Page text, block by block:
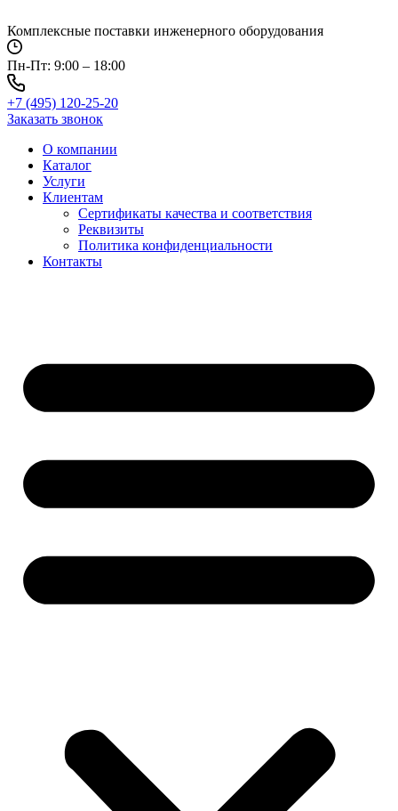
к
содержимому
Комплексные поставки инженерного оборудования
Пн-Пт: 9:00 – 18:00
+7 (495) 120-25-20
Заказать звонок
О компании
Каталог
Услуги
Клиентам
Сертификаты качества и соответствия
Реквизиты
Политика конфиден­циальности
Контакты